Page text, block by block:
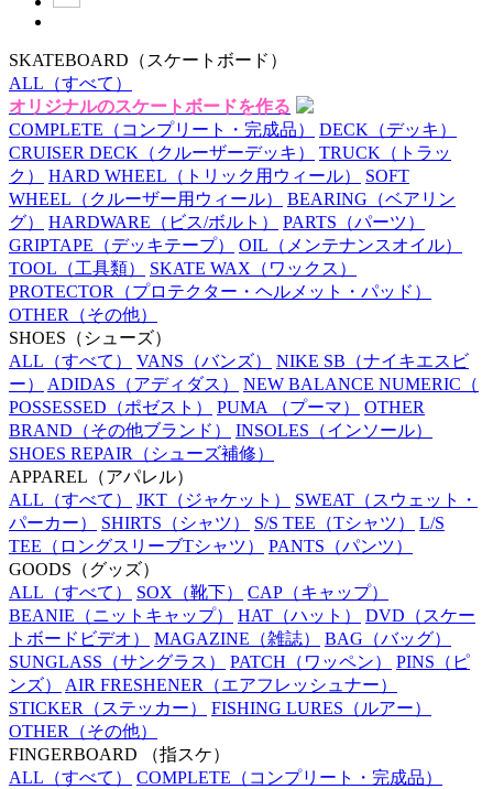
SKATEBOARD （スケートボード）
ALL （すべて）
オリジナルのスケートボードを作る
COMPLETE （コンプリート・完成品） DECK （デッキ）
CRUISER DECK （クルーザーデッキ） TRUCK （トラッ
ク）
HARD WHEEL （トリック用ウィール）
SOFT
WHEEL （クルーザー用ウィール） BEARING （ベアリン
グ）
HARDWARE （ビス/ボルト） PARTS （パーツ）
GRIPTAPE （デッキテープ） OIL （メンテナンスオイル）
TOOL （工具類） SKATE WAX （ワックス）
PROTECTOR （プロテクター・ヘルメット・パッド）
OTHER （その他）
SHOES （シューズ）
ALL （すべて） VANS （バンズ） NIKE SB （ナイキエスビ
ー）
ADIDAS （アディダス） NEW BALANCE NUMERIC （
POSSESSED （ポゼスト） PUMA （プーマ）
OTHER
BRAND （その他ブランド） INSOLES （インソール）
SHOES REPAIR （シューズ補修）
APPAREL （アパレル）
ALL （すべて） JKT （ジャケット） SWEAT （スウェット・
パーカー）
SHIRTS （シャツ） S/S TEE （Tシャツ）
L/S
TEE （ロングスリーブTシャツ） PANTS （パンツ）
GOODS （グッズ）
ALL （すべて） SOX （靴下） CAP （キャップ）
BEANIE （ニットキャップ） HAT （ハット） DVD （スケー
トボードビデオ）
MAGAZINE （雑誌） BAG （バッグ）
SUNGLASS （サングラス） PATCH （ワッペン） PINS （ピ
ンズ）
AIR FRESHENER （エアフレッシュナー）
STICKER （ステッカー） FISHING LURES （ルアー）
OTHER （その他）
FINGERBOARD
（指スケ）
ALL （すべて） COMPLETE （コンプリート・完成品）